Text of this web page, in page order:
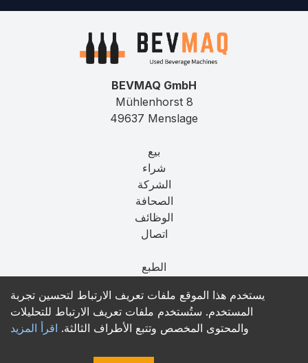
يستخدم هذا الموقع ملفات تعريف الارتباط لتحسين تجربة
المستخدم. ستُستخدم ملفات تعريف الارتباط للتحليلات
والمحتوى المخصص وتتبع الأطراف الثالثة. اقرأ المزيد
BEVMAQ GmbH
Mühlenhorst 8
49637 Menslage
بيع
شراء
الشركة
الصحافة
الوظائف
اتصال
الطبع
T&C
contact@bevmaq.com